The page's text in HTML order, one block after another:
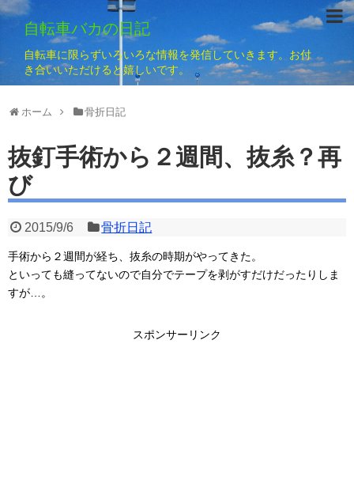
自転車バカの日記
自転車に限らずいろいろな情報を発信していきます。お付
き合いいただけると嬉しいです。
ホーム 骨折日記
抜釘手術から２週間、抜糸？再
び
2015/9/6 骨折日記
手術から２週間が経ち、抜糸の時期がやってきた。
といっても縫ってないので自分でテープを剥がすだけだったりしま
すが…。
スポンサーリンク